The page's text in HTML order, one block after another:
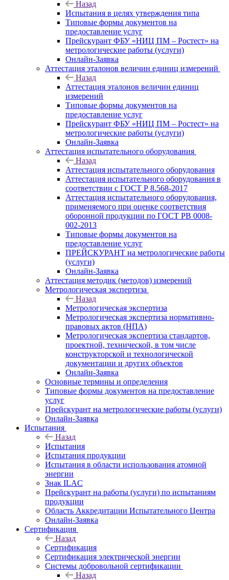
Назад
Испытания в целях утверждения типа
Типовые формы документов на
предоставление услуг
Прейскурант ФБУ «НИЦ ПМ – Ростест» на
метрологические работы (услуги)
Онлайн-Заявка
Аттестация эталонов величин единиц измерений
Назад
Аттестация эталонов величин единиц
измерений
Типовые формы документов на
предоставление услуг
Прейскурант ФБУ «НИЦ ПМ – Ростест» на
метрологические работы (услуги)
Онлайн-Заявка
Аттестация испытательного оборудования
Назад
Аттестация испытательного оборудования
Аттестация испытательного оборудования в
соответствии с ГОСТ Р 8.568-2017
Аттестация испытательного оборудования,
применяемого при оценке соответствия
оборонной продукции по ГОСТ РВ 0008-
002-2013
Типовые формы документов на
предоставление услуг
ПРЕЙСКУРАНТ на метрологические работы
(услуги)
Онлайн-Заявка
Аттестация методик (методов) измерений
Метрологическая экспертиза
Назад
Метрологическая экспертиза
Метрологическая экспертиза нормативно-
правовых актов (НПА)
Метрологическая экспертиза стандартов,
проектной, технической, в том числе
конструкторской и технологической
документации и других объектов
Онлайн-Заявка
Основные термины и определения
Типовые формы документов на предоставление
услуг
Прейскурант на метрологические работы (услуги)
Онлайн-Заявка
Испытания
Назад
Испытания
Испытания продукции
Испытания в области использования атомной
энергии
Знак ILAC
Прейскурант на работы (услуги) по испытаниям
продукции
Область Аккредитации Испытательного Центра
Онлайн-Заявка
Сертификация
Назад
Сертификация
Сертификация электрической энергии
Системы добровольной сертификации
Назад